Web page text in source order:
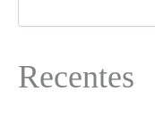
Recentes